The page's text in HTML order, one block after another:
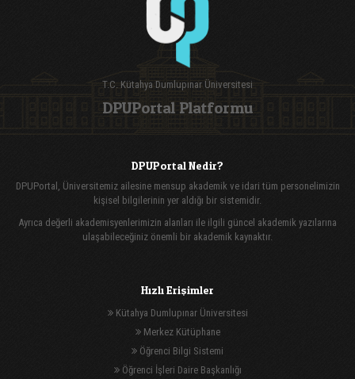
T.C. Kütahya Dumlupınar Üniversitesi
DPUPortal Platformu
DPUPortal Nedir?
DPUPortal, Üniversitemiz ailesine mensup akademik ve idari tüm personelimizin
kişisel bilgilerinin yer aldığı bir sistemidir.
Ayrıca değerli akademisyenlerimizin alanları ile ilgili güncel akademik yazılarına
ulaşabileceğiniz önemli bir akademik kaynaktır.
Hızlı Erişimler
Kütahya Dumlupınar Üniversitesi
Merkez Kütüphane
Öğrenci Bilgi Sistemi
Öğrenci İşleri Daire Başkanlığı